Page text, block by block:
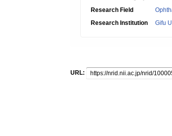
Research Field
Research Institution
Gifu
URL: